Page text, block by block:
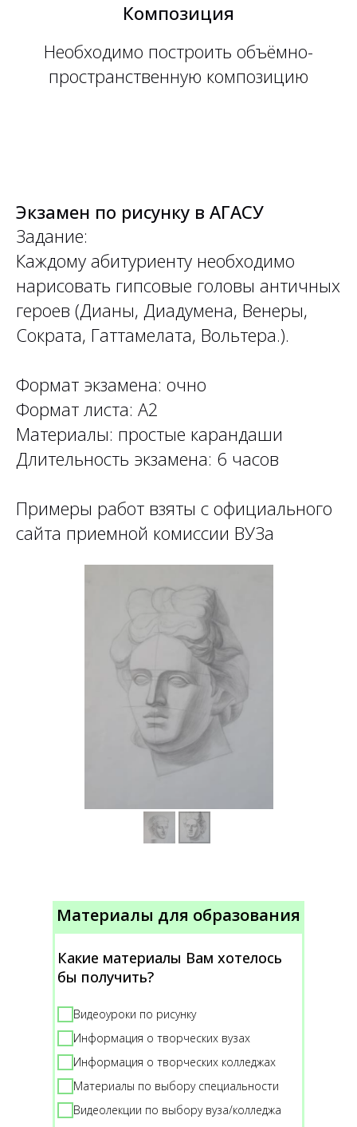
Композиция
Необходимо построить объёмно-
пространственную композицию
Экзамен по рисунку в АГАСУ
Задание:
Каждому абитуриенту необходимо
нарисовать гипсовые головы античных
героев (Дианы, Диадумена, Венеры,
Сократа, Гаттамелата, Вольтера.).
Формат экзамена: очно
Формат листа: А2
Материалы: простые карандаши
Длительность экзамена: 6 часов
Примеры работ взяты с официального
сайта приемной комиссии ВУЗа
Какие материалы Вам хотелось
бы получить?
Видеоуроки по рисунку
Информация о творческих вузах
Информация о творческих колледжах
Материалы по выбору специальности
Видеолекции по выбору вуза/колледжа
Материалы для образования